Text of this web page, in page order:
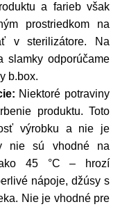
a farieb však
prostriedkom na
v sterilizátore. Na
slamky odporúčame
b.box.
Niektoré potraviny
produktu. Toto
výrobku a nie je
nie sú vhodné na
45 °C – hrozí
nápoje, džúsy s
Nie je vhodné pre